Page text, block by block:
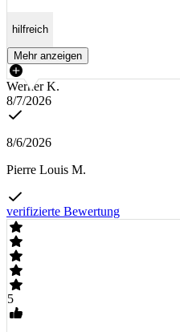
hilfreich
Mehr anzeigen
Werner K.
8/7/2026
8/6/2026
Pierre Louis M.
verifizierte Bewertung
5